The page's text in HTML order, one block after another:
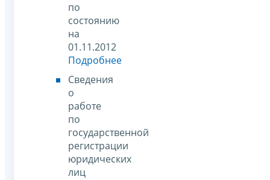
по
состоянию
на
01.11.2012
Подробнее
Сведения
о
работе
по
государственной
регистрации
юридических
лиц